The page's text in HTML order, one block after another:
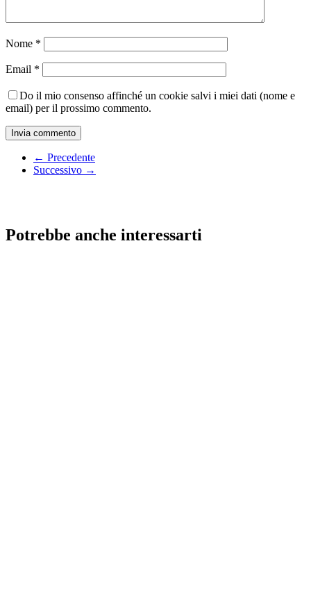
Nome *
Email *
Do il mio consenso affinché un cookie salvi i miei dati (nome e
email) per il prossimo commento.
← Precedente
Successivo →
Potrebbe anche interessarti